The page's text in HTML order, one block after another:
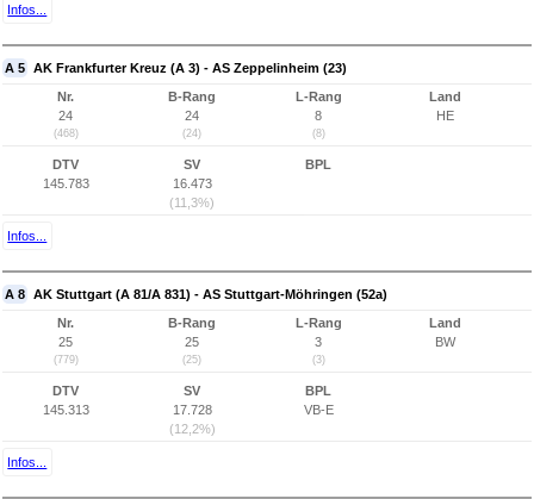
Infos...
A 5 AK Frankfurter Kreuz (A 3) - AS Zeppelinheim (23)
Nr.
24
(468)
B-Rang
24
(24)
L-Rang
8
(8)
Land
HE
DTV
145.783
SV
16.473
(11,3%)
BPL
Infos...
A 8 AK Stuttgart (A 81/A 831) - AS Stuttgart-Möhringen (52a)
Nr.
25
(779)
B-Rang
25
(25)
L-Rang
3
(3)
Land
BW
DTV
145.313
SV
17.728
(12,2%)
BPL
VB-E
Infos...